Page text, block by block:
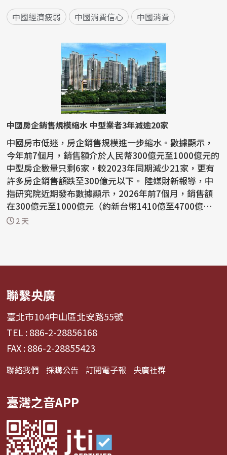
中國經濟疲弱 中國消費信心 中國消費
中國房企銷售規模縮水 中型業者3年減逾20家
中國房市低迷，房企銷售規模進一步縮水。數據顯示，
今年前7個月，銷售額介於人民幣300億元至1000億元的
中型房企數量只剩6家，較2023年同期減少21家，更有
許多房企銷售額跌至300億元以下。 陸媒財新報導，中
指研究院近期發布數據顯示，2026年前7個月，銷售額
在300億元至1000億元（約新台幣1410億至4700億
元）的中型房企...
2 天
聯繫央廣
臺北市104中山區北安路55號
TEL : 886-2-28856168
FAX : 886-2-28855423
聯絡我們 採購公告 訂閱電子報 央廣社群
臺灣之音APP